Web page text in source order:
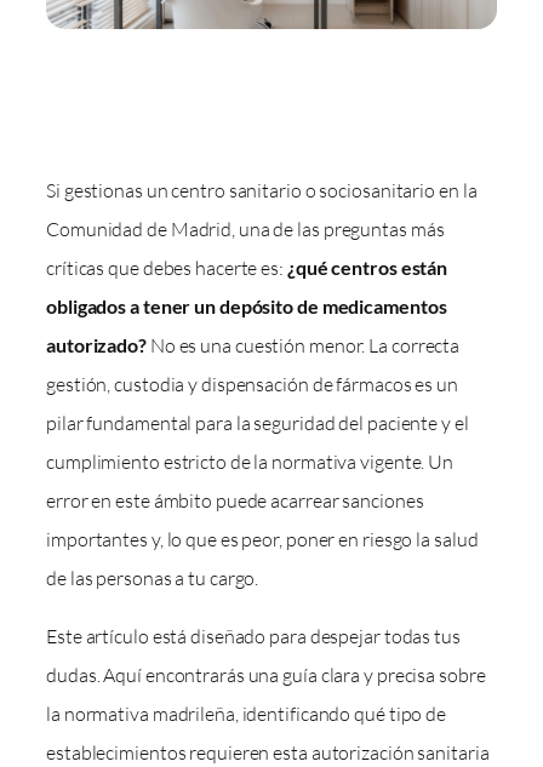
Si gestionas un centro sanitario o sociosanitario en la
Comunidad de Madrid, una de las preguntas más
críticas que debes hacerte es: ¿qué centros están
obligados a tener un depósito de medicamentos
autorizado?No es una cuestión menor. La correcta
gestión, custodia y dispensación de fármacos es un
pilar fundamental para la seguridad del paciente y el
cumplimiento estricto de la normativa vigente. Un
error en este ámbito puede acarrear sanciones
importantes y, lo que es peor, poner en riesgo la salud
de las personas a tu cargo.
Este artículo está diseñado para despejar todas tus
dudas. Aquí encontrarás una guía clara y precisa sobre
la normativa madrileña, identificando qué tipo de
establecimientos requieren esta autorización sanitaria